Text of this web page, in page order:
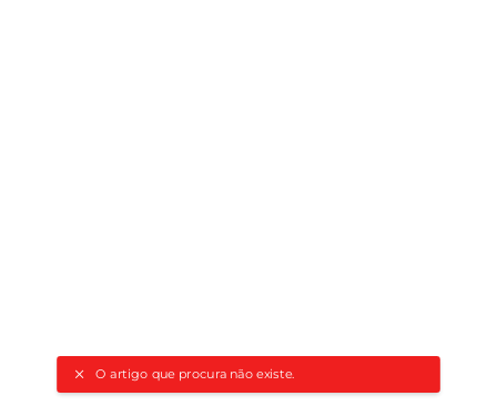
O artigo que procura não existe.